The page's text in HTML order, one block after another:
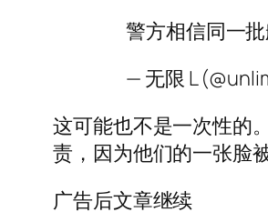
警方相信同一
— 无限 L
这可能也不是一次性的
责，因为他们的一张脸
广告后文章继续